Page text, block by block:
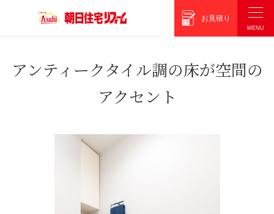
お見積り
アンティークタイル調の床が空間の
アクセント